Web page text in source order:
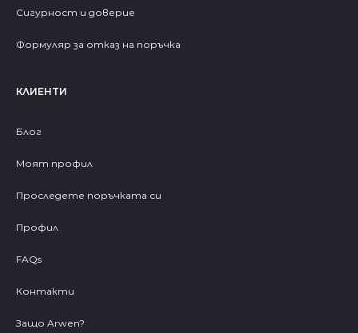
Сигурност и доверие
Формуляр за отказ на поръчка
КЛИЕНТИ
Блог
Моят профил
Проследете поръчката си
Профил
FAQs
Контакти
Защо Arwen?